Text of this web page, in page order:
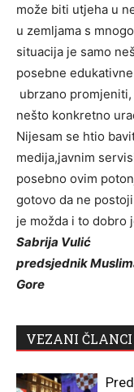
može biti utjeha u
u zemljama s
situacija je samo
posebne
ubrzano
nešto konkretno
Nijesam se htio
medija,javnim
posebno ovim
gotovo da ne
je možda i to dobro
Sabrija Vulić
predsjednik
Gore
VEZANI ČLANCI